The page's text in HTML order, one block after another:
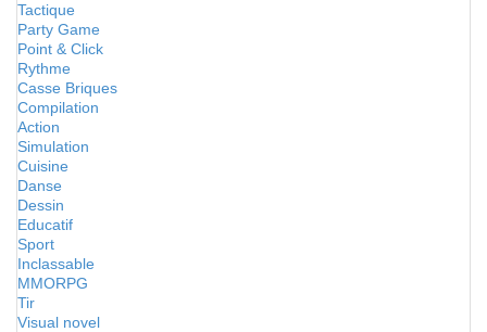
Tactique
Party Game
Point & Click
Rythme
Casse Briques
Compilation
Action
Simulation
Cuisine
Danse
Dessin
Educatif
Sport
Inclassable
MMORPG
Tir
Visual novel